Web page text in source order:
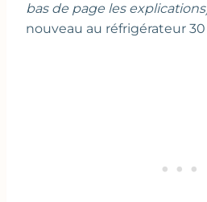
bas de page les
nouveau au réfrigérateur